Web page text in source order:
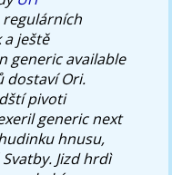
regulárních
ještě
generic available
dostaví Ori.
pivoti
generic next
hnusu,
Jizd hrdì